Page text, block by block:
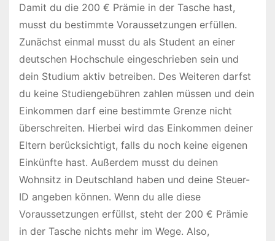
Damit du die 200 € Prämie in der Tasche hast,
musst du bestimmte Voraussetzungen erfüllen.
Zunächst einmal musst du als Student an einer
deutschen Hochschule eingeschrieben sein und
dein Studium aktiv betreiben. Des Weiteren darfst
du keine Studiengebühren zahlen müssen und dein
Einkommen darf eine bestimmte Grenze nicht
überschreiten. Hierbei wird das Einkommen deiner
Eltern berücksichtigt, falls du noch keine eigenen
Einkünfte hast. Außerdem musst du deinen
Wohnsitz in Deutschland haben und deine Steuer-
ID angeben können. Wenn du alle diese
Voraussetzungen erfüllst, steht der 200 € Prämie
in der Tasche nichts mehr im Wege. Also,